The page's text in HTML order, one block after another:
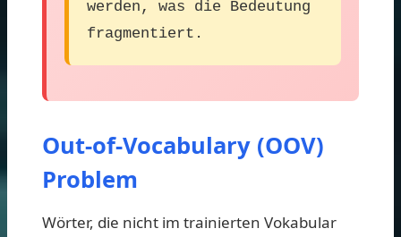
werden, was die Bedeutung
fragmentiert.
Out-of-Vocabulary (OOV)
Problem
Wörter, die nicht im trainierten Vokabular